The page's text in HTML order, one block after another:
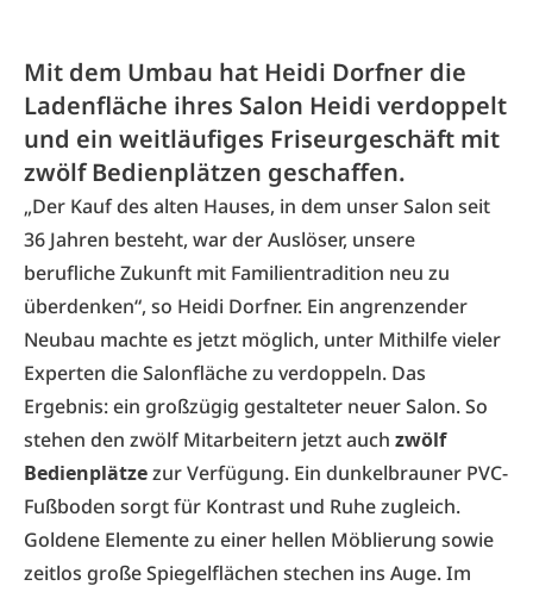
Mit dem Umbau hat Heidi Dorfner die
Ladenfläche ihres Salon Heidi verdoppelt
und ein weitläufiges Friseurgeschäft mit
zwölf Bedienplätzen geschaffen.
„Der Kauf des alten Hauses, in dem unser Salon seit
36 Jahren besteht, war der Auslöser, unsere
berufliche Zukunft mit Familientradition neu zu
überdenken“, so Heidi Dorfner. Ein angrenzender
Neubau machte es jetzt möglich, unter Mithilfe vieler
Experten die Salonfläche zu verdoppeln. Das
Ergebnis: ein großzügig gestalteter neuer Salon. So
stehen den zwölf Mitarbeitern jetzt auch zwölf
Bedienplätzezur Verfügung. Ein dunkelbrauner PVC-
Fußboden sorgt für Kontrast und Ruhe zugleich.
Goldene Elemente zu einer hellen Möblierung sowie
zeitlos große Spiegelflächen stechen ins Auge. Im